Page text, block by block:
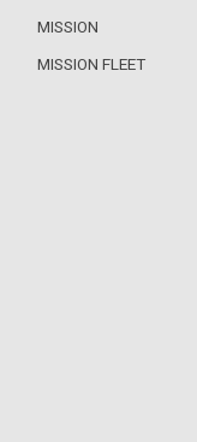
MISSION
MISSION FLEET